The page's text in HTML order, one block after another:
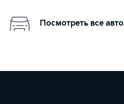
Посмотреть все авто